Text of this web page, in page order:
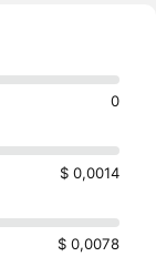
0
$ 0,0014
$ 0,0078